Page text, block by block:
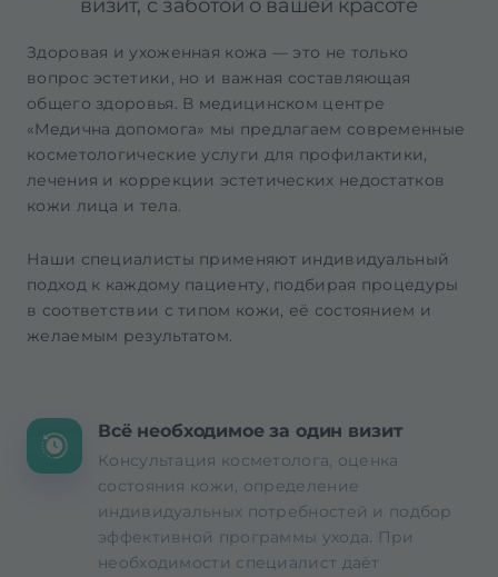
визит, с заботой о вашей красоте
Здоровая и ухоженная кожа — это не только
вопрос эстетики, но и важная составляющая
общего здоровья. В медицинском центре
«Медична допомога» мы предлагаем современные
косметологические услуги для профилактики,
лечения и коррекции эстетических недостатков
кожи лица и тела.
Наши специалисты применяют индивидуальный
подход к каждому пациенту, подбирая процедуры
в соответствии с типом кожи, её состоянием и
желаемым результатом.
Всё необходимое за один визит
Консультация косметолога, оценка
состояния кожи, определение
индивидуальных потребностей и подбор
эффективной программы ухода. При
необходимости специалист даёт